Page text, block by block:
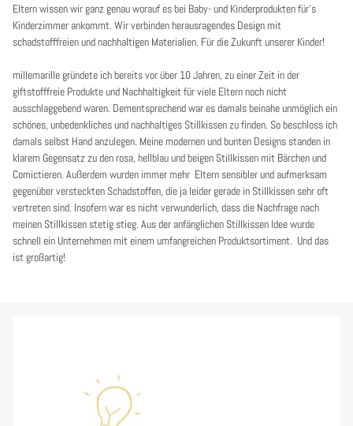
Eltern wissen wir ganz genau worauf es bei Baby- und Kinderprodukten für's
Kinderzimmer ankommt. Wir verbinden herausragendes Design mit
schadstofffreien und nachhaltigen Materialien. Für die Zukunft unserer Kinder!
millemarille gründete ich bereits vor über 10 Jahren, zu einer Zeit in der
giftstofffreie Produkte und Nachhaltigkeit für viele Eltern noch nicht
ausschlaggebend waren. Dementsprechend war es damals beinahe unmöglich ein
schönes, unbedenkliches und nachhaltiges Stillkissen zu finden. So beschloss ich
damals selbst Hand anzulegen. Meine modernen und bunten Designs standen in
klarem Gegensatz zu den rosa, hellblau und beigen Stillkissen mit Bärchen und
Comictieren. Außerdem wurden immer mehr Eltern sensibler und aufmerksam
gegenüber versteckten Schadstoffen, die ja leider gerade in Stillkissen sehr oft
vertreten sind. Insofern war es nicht verwunderlich, dass die Nachfrage nach
meinen Stillkissen stetig stieg. Aus der anfänglichen Stillkissen Idee wurde
schnell ein Unternehmen mit einem umfangreichen Produktsortiment. Und das
ist großartig!